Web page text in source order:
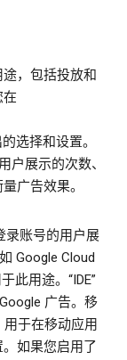
，包括投放和
在
选择和设置。
户展示的次数、
广告效果。
录账号的用户展
Google Cloud
此用途。“IDE”
广告。移
用于在移动应用
如果您启用了